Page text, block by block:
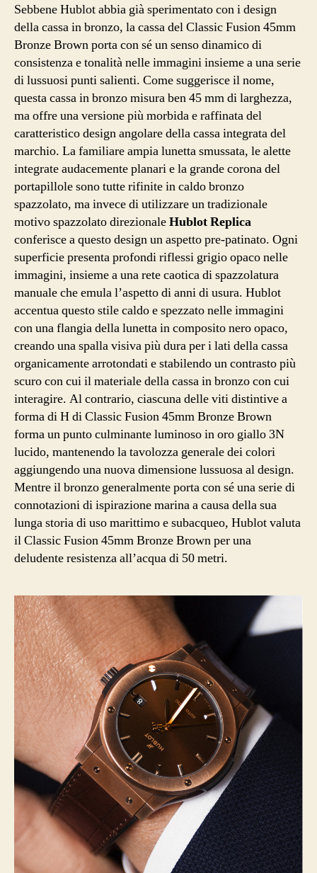
Sebbene Hublot abbia già sperimentato con i design
della cassa in bronzo, la cassa del Classic Fusion 45mm
Bronze Brown porta con sé un senso dinamico di
consistenza e tonalità nelle immagini insieme a una serie
di lussuosi punti salienti. Come suggerisce il nome,
questa cassa in bronzo misura ben 45 mm di larghezza,
ma offre una versione più morbida e raffinata del
caratteristico design angolare della cassa integrata del
marchio. La familiare ampia lunetta smussata, le alette
integrate audacemente planari e la grande corona del
portapillole sono tutte rifinite in caldo bronzo
spazzolato, ma invece di utilizzare un tradizionale
motivo spazzolato direzionaleHublot Replica
conferisce a questo design un aspetto pre-patinato. Ogni
superficie presenta profondi riflessi grigio opaco nelle
immagini, insieme a una rete caotica di spazzolatura
manuale che emula l’aspetto di anni di usura. Hublot
accentua questo stile caldo e spezzato nelle immagini
con una flangia della lunetta in composito nero opaco,
creando una spalla visiva più dura per i lati della cassa
organicamente arrotondati e stabilendo un contrasto più
scuro con cui il materiale della cassa in bronzo con cui
interagire. Al contrario, ciascuna delle viti distintive a
forma di H di Classic Fusion 45mm Bronze Brown
forma un punto culminante luminoso in oro giallo 3N
lucido, mantenendo la tavolozza generale dei colori
aggiungendo una nuova dimensione lussuosa al design.
Mentre il bronzo generalmente porta con sé una serie di
connotazioni di ispirazione marina a causa della sua
lunga storia di uso marittimo e subacqueo, Hublot valuta
il Classic Fusion 45mm Bronze Brown per una
deludente resistenza all’acqua di 50 metri.